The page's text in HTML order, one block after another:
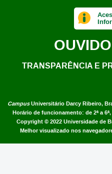
(Negar Solicitação).Enquanto
CampusUniversitário Darcy Ribeiro,
Horário de funcionamento: de 2ª a
Copyright © 2022 Universidade de
Melhor visualizado nos
TRANSPARÊNCIA E